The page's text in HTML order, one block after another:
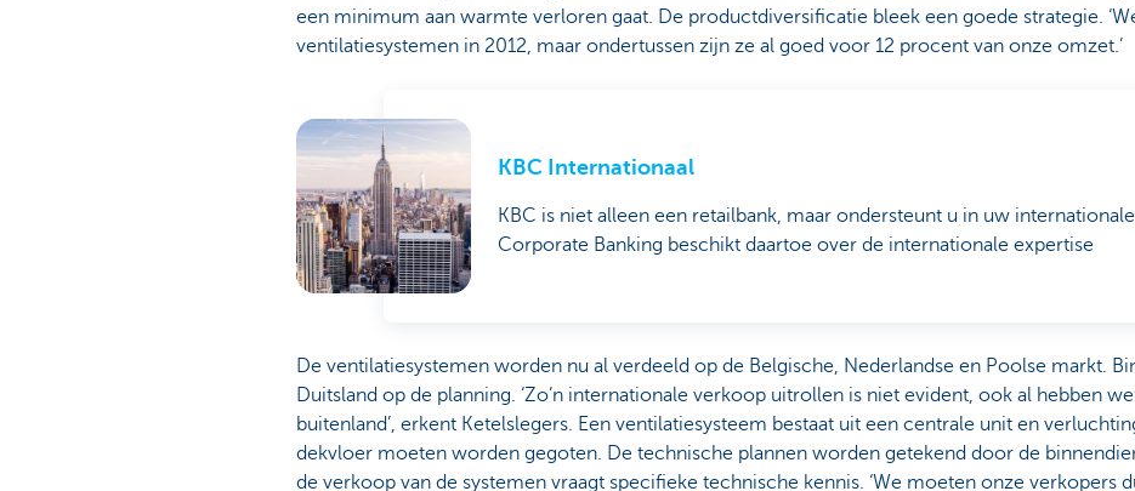
een minimum aan warmte verloren gaat. De productdiversificatie bleek een goede strategie.
ventilatiesystemen in 2012, maar ondertussen zijn ze al goed voor 12 procent van onze omzet.’
KBC Internationaal
KBC is niet alleen een retailbank, maar ondersteunt u in uw
Corporate Banking beschikt daartoe over de internationale expertise
De ventilatiesystemen worden nu al verdeeld op de Belgische, Nederlandse en Poolse markt.
Duitsland op de planning. ‘Zo’n internationale verkoop uitrollen is niet evident, ook al hebben
buitenland’, erkent Ketelslegers. Een ventilatiesysteem bestaat uit een centrale unit en
dekvloer moeten worden gegoten. De technische plannen worden getekend door de
de verkoop van de systemen vraagt specifieke technische kennis. ‘We moeten onze verkopers